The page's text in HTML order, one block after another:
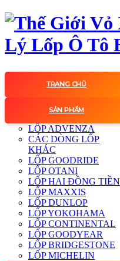
TRANG CHỦ
SẢN PHẨM
LỐP ADVENZA
CÁC DÒNG LỐP
KHÁC
LỐP GOODRIDE
LỐP OTANI
LỐP HAI ĐỒNG TIỀN
LỐP MAXXIS
LỐP DUNLOP
LỐP YOKOHAMA
LỐP CONTINENTAL
LỐP GOODYEAR
LỐP BRIDGESTONE
LỐP MICHELIN